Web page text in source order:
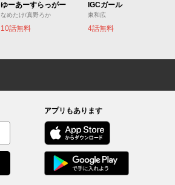
ゆーあーすらっがー
なめたけ/真野ろか
10話無料
IGCガール
東和広
4話無料
アプリもあります